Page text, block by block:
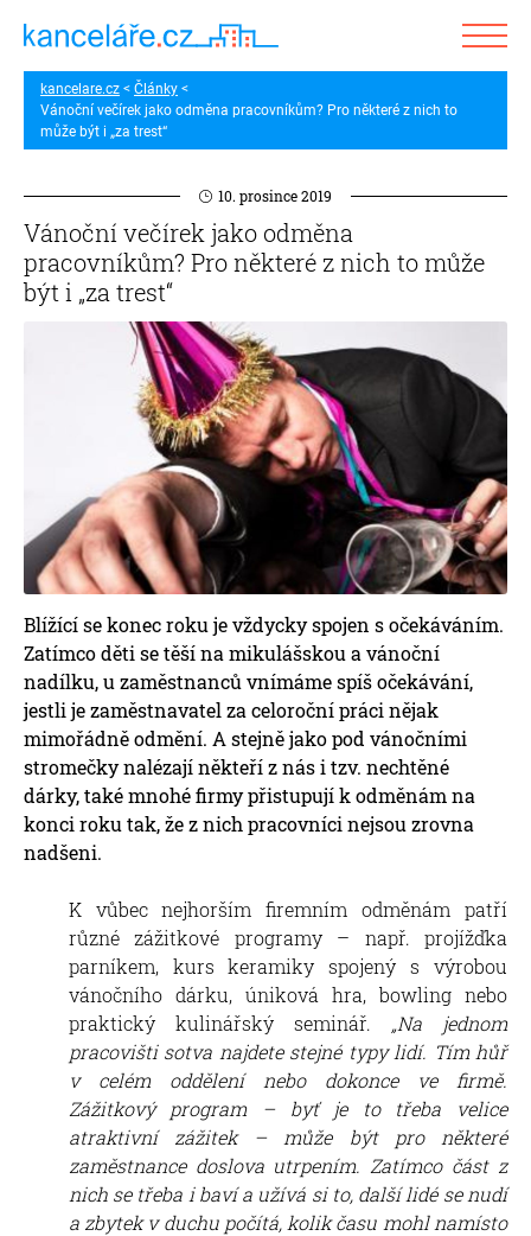
kancelare.cz
Články
Vánoční večírek jako odměna pracovníkům? Pro některé z nich to
může být i „za trest“
10. prosince 2019
Vánoční večírek jako odměna
pracovníkům? Pro některé z nich to může
být i „za trest“
Blížící se konec roku je vždycky spojen s očekáváním.
Zatímco děti se těší na mikulášskou a vánoční
nadílku, u zaměstnanců vnímáme spíš očekávání,
jestli je zaměstnavatel za celoroční práci nějak
mimořádně odmění. A stejně jako pod vánočními
stromečky nalézají někteří z nás i tzv. nechtěné
dárky, také mnohé firmy přistupují k odměnám na
konci roku tak, že z nich pracovníci nejsou zrovna
nadšeni.
K vůbec nejhorším firemním odměnám patří
různé zážitkové programy – např. projížďka
parníkem, kurs keramiky spojený s výrobou
vánočního dárku, úniková hra, bowling nebo
praktický kulinářský seminář. „Na jednom
pracovišti sotva najdete stejné typy lidí. Tím hůř
v celém oddělení nebo dokonce ve firmě.
Zážitkový program – byť je to třeba velice
atraktivní zážitek – může být pro některé
zaměstnance doslova utrpením. Zatímco část z
nich se třeba i baví a užívá si to, další lidé se nudí
a zbytek v duchu počítá, kolik času mohl namísto